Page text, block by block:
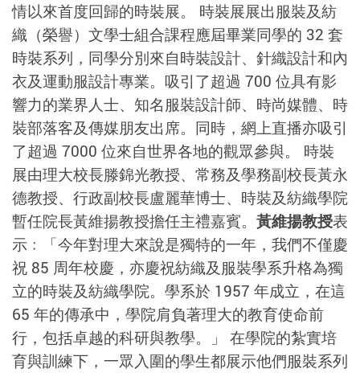
情以來首度回歸的時裝展。 時裝展展出服裝及紡
織（榮譽）文學士組合課程應屆畢業同學的 32 套
時裝系列，同學分別來自時裝設計、針織設計和內
衣及運動服設計專業。吸引了超過 700 位具有影
響力的業界人士、知名服裝設計師、時尚媒體、時
裝部落客及傳媒朋友出席。同時，網上直播亦吸引
了超過 7000 位來自世界各地的觀眾參與。 時裝
展由理大校長滕錦光教授、常務及學務副校長黃永
德教授、行政副校長盧麗華博士、時裝及紡織學院
暫任院長黃維揚教授擔任主禮嘉賓。 黃維揚教授表
示﹕「今年對理大來說是獨特的一年，我們不僅慶
祝 85 周年校慶，亦慶祝紡織及服裝學系升格為獨
立的時裝及紡織學院。學系於 1957 年成立，在這
65 年的傳承中，學院肩負著理大的教育使命前
行，包括卓越的科研與教學。」 在學院的紮實培
育與訓練下，一眾入圍的學生都展示他們服裝系列